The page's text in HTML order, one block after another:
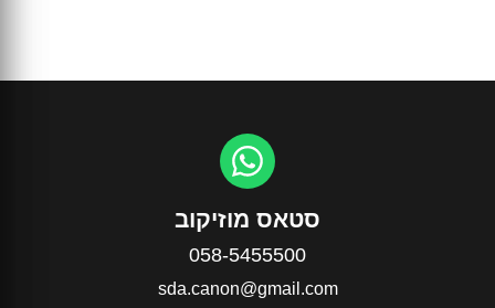
סטאס מוזיקוב
058-5455500
sda.canon@gmail.com